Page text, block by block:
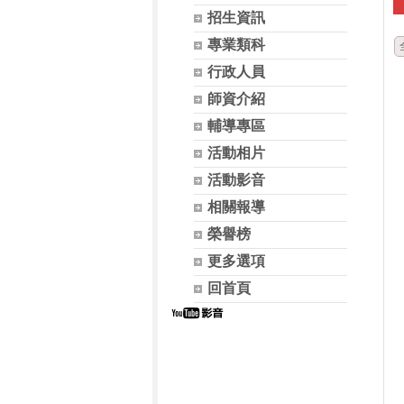
招生資訊
專業類科
行政人員
師資介紹
輔導專區
活動相片
活動影音
相關報導
榮譽榜
更多選項
回首頁